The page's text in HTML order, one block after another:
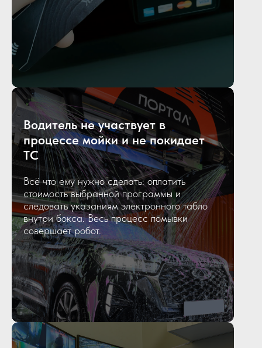
Водитель не участвует в
процессе мойки и не покидает
ТС
Всё что ему нужно сделать: оплатить
стоимость выбранной программы и
следовать указаниям электронного табло
внутри бокса. Весь процесс помывки
совершает робот.